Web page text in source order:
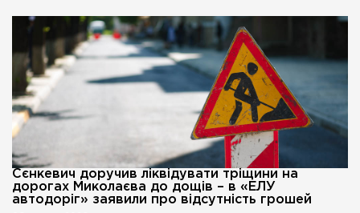
Сєнкевич доручив ліквідувати тріщини на
дорогах Миколаєва до дощів – в «ЕЛУ
автодоріг» заявили про відсутність грошей